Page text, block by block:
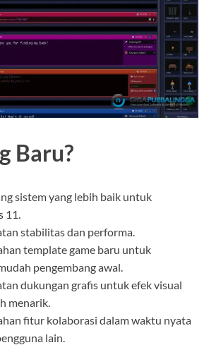
Baru?
sistem yang lebih baik untuk
11.
stabilitas dan performa.
template game baru untuk
pengembang awal.
dukungan grafis untuk efek visual
menarik.
fitur kolaborasi dalam waktu nyata
lain.